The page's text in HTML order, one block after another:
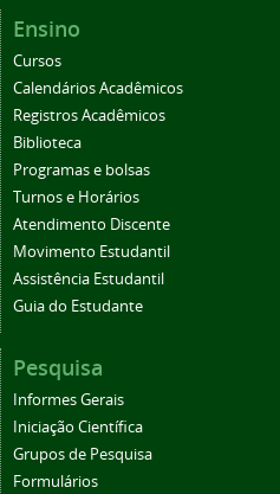
Ensino
Cursos
Calendários Acadêmicos
Registros Acadêmicos
Biblioteca
Programas e bolsas
Turnos e Horários
Atendimento Discente
Movimento Estudantil
Assistência Estudantil
Guia do Estudante
Pesquisa
Informes Gerais
Iniciação Científica
Grupos de Pesquisa
Formulários